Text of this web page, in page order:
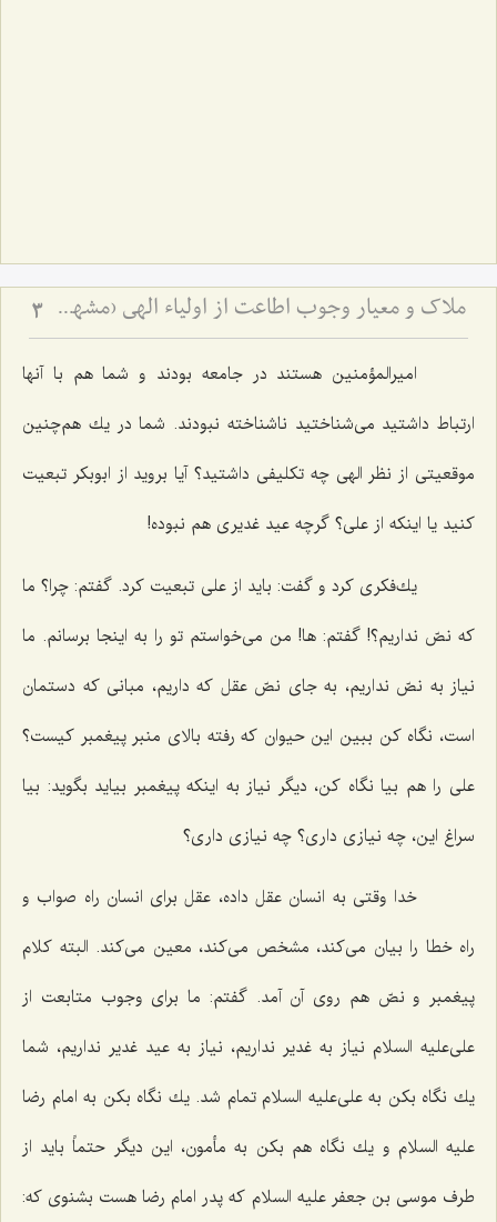
ملاک و معیار وجوب اطاعت از اولیاء الهی (مشهد مقدس) 3
امیرالمؤمنین هستند در جامعه بودند و شما هم با آنها
ارتباط داشتید می‌شناختید ناشناخته نبودند. شما در یك هم‌چنین
موقعیتی از نظر الهی چه تكلیفی داشتید؟ آیا بروید از ابوبكر تبعیت
كنید یا اینكه از علی؟ گرچه عید غدیری هم نبوده!
یك‌فكری كرد و گفت: باید از علی تبعیت كرد. گفتم: چرا؟ ما
كه نصّ نداریم؟! گفتم: ها! من می‌خواستم تو را به اینجا برسانم. ما
نیاز به نصّ نداریم، به جای نصّ عقل كه داریم، مبانی كه دستمان
است، نگاه كن ببین این حیوان كه رفته بالای منبر پیغمبر كیست؟
علی را هم بیا نگاه كن، دیگر نیاز به اینكه پیغمبر بیاید بگوید: بیا
سراغ این، چه نیازی داری؟ چه نیازی داری؟
خدا وقتی به انسان عقل داده، عقل برای انسان راه صواب و
راه خطا را بیان می‌كند، مشخص می‌كند، معین می‌كند. البته كلام
پیغمبر و نصّ هم روی آن آمد. گفتم: ما برای وجوب متابعت از
علی‌علیه السلام نیاز به غدیر نداریم، نیاز به عید غدیر نداریم، شما
یك نگاه بكن به علی‌علیه السلام تمام شد. یك نگاه بكن به امام رضا
علیه السلام و یك نگاه هم بكن به مأمون، این دیگر حتماً باید از
طرف موسی بن جعفر علیه السلام كه پدر امام رضا هست بشنوی كه: